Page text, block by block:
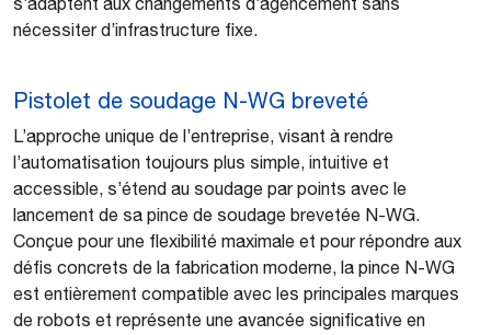
nécessiter d’infrastructure fixe.
Pistolet de soudage N-WG breveté
L’approche unique de l’entreprise, visant à rendre
l’automatisation toujours plus simple, intuitive et
accessible, s’étend au soudage par points avec le
lancement de sa pince de soudage brevetée N-WG.
Conçue pour une flexibilité maximale et pour répondre aux
défis concrets de la fabrication moderne, la pince N-WG
est entièrement compatible avec les principales marques
de robots et représente une avancée significative en